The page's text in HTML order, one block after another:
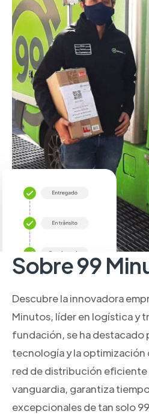
Sobre 99
Descubre la innovadora
Minutos, líder en logística y
fundación, se ha destacado
tecnología y la optimización
red de distribución eficiente
vanguardia, garantiza
excepcionales de tan solo